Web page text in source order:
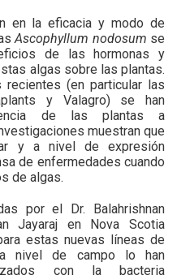
en la eficacia y modo de
Ascophyllum nodosum se
de las hormonas y
algas sobre las plantas.
(en particular las
y Valagro) se han
de las plantas a
muestran que
y a nivel de expresión
de enfermedades cuando
de algas.
por el Dr. Balahrishnan
Jayaraj en Nova Scotia
estas nuevas líneas de
nivel de campo lo han
con la bacteria